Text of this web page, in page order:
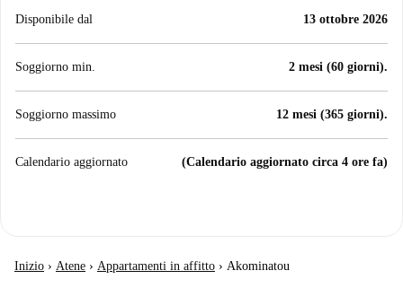
Disponibile dal 13 ottobre 2026
Soggiorno min. 2 mesi (60 giorni).
Soggiorno massimo 12 mesi (365 giorni).
Calendario aggiornato (Calendario aggiornato circa 4 ore fa)
Inizio › Atene › Appartamenti in affitto › Akominatou